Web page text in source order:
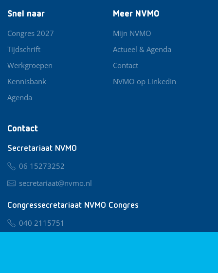
Contact
Secretariaat NVMO
06 15273252
secretariaat@nvmo.nl
Congressecretariaat NVMO Congres
040 2115751
Snel naar
Congres 2027
Tijdschrift
Werkgroepen
Kennisbank
Agenda
Meer NVMO
Mijn NVMO
Actueel & Agenda
Contact
NVMO op LinkedIn